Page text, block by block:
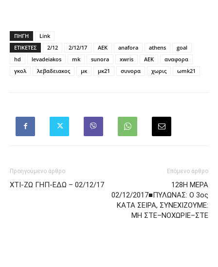
ΠΗΓΗ
Link
ΕΤΙΚΕΤΕΣ
2/12 2/12/17 AEK anafora athens
goal
hd
levadeiakos mk sunora xwris ΑΕΚ
αναφορα
γκολ
λεβαδειακος μκ μκ21 συνορα χωρις ωmk21
Προηγούμενο άρθρο
ΧΤΙ-ΖΩ ΓΗΠ-ΕΔΩ – 02/12/17
Επόμενο άρθρο
128Η ΜΕΡΑ
02/12/2017■ΠΥΛΩΝΑΣ: Ο 3ος
ΚΑΤΑ ΣΕΙΡΑ, ΣΥΝΕΧΙΖΟΥΜΕ:
ΜΗ ΣΤΕ–ΝΟΧΩΡΙΕ–ΣΤΕ